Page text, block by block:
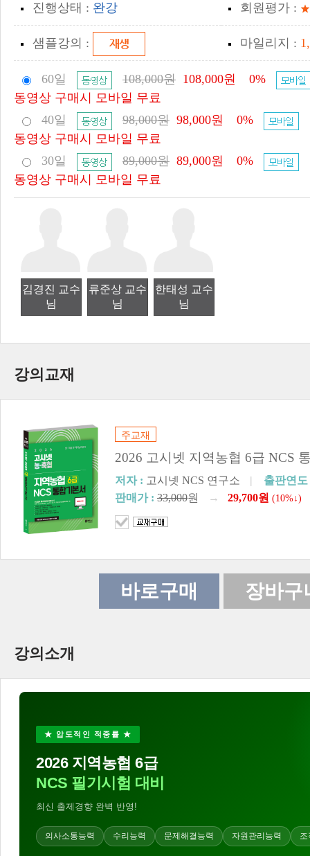
진행상태 : 완강 회원평가 :
샘플강의 : 마일리지 :
60일 108,000원 108,000원
0%
동영상 구매시 모바일 무료
40일
98,000원 98,000원
0%
동영상 구매시 모바일 무료
30일
89,000원 89,000원
0%
동영상 구매시 모바일 무료
김경진 교수
님
류준상 교수
님
한태성 교수
님
강의교재
주교재
2026 고시넷 지역농협 6급 NCS
저자 : 고시넷 NCS 연구소 |
출판연
판매가 : 33,000원 → 29,700원 (10%↓)
바로구매 장바구
강의소개
★ 압도적인 적중률 ★
2026 지역농협 6급
NCS 필기시험 대비
최신 출제경향 완벽 반영!
의사소통능력 수리능력 문제해결능력 자원관리능력 조